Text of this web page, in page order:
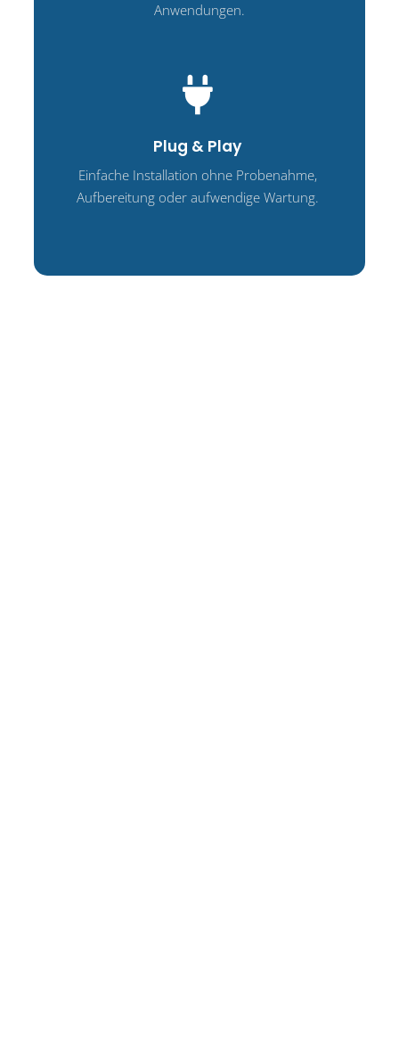
Anwendungen.
Plug & Play
Einfache Installation ohne Probenahme,
Aufbereitung oder aufwendige Wartung.